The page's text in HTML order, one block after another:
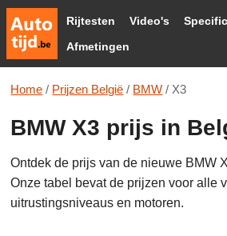
Rijtesten Video's
Afmetingen
Home / Prijzen België / BMW / X3
BMW X3 prijs in
Ontdek de prijs van de nieuwe BMW
Onze tabel bevat de prijzen voor alle
uitrustingsniveaus en motoren.